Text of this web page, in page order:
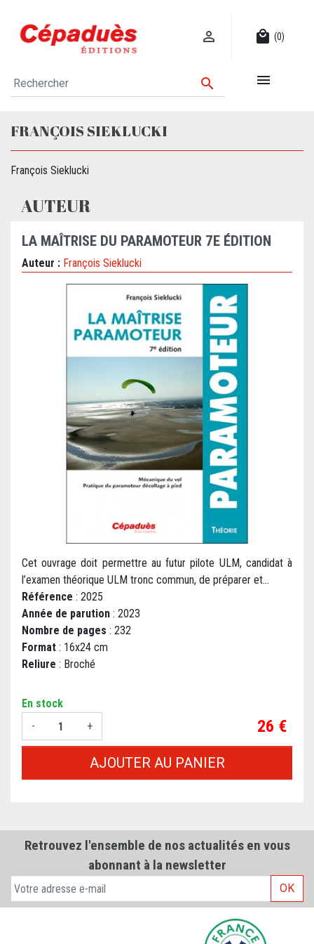
 local_mall (0)
 
FRANÇOIS SIEKLUCKI
François Sieklucki
AUTEUR
LA MAÎTRISE DU PARAMOTEUR 7E ÉDITION
Auteur : François Sieklucki
Cet ouvrage doit permettre au futur pilote ULM, candidat à
l’examen théorique ULM tronc commun, de préparer et...
Référence : 2025
Année de parution : 2023
Nombre de pages : 232
Format : 16x24 cm
Reliure : Broché
En stock
-
+ Prix
26 €
AJOUTER AU PANIER
Retrouvez l'ensemble de nos actualités en vous
abonnant à la newsletter
OK